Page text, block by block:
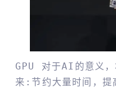
GPU 对于AI的意义，
来:节约大量时间，提